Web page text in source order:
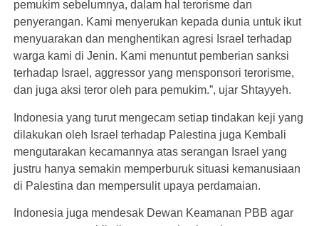
pemukim sebelumnya, dalam hal terorisme dan
penyerangan. Kami menyerukan kepada dunia untuk ikut
menyuarakan dan menghentikan agresi Israel terhadap
warga kami di Jenin. Kami menuntut pemberian sanksi
terhadap Israel, aggressor yang mensponsori terorisme,
dan juga aksi teror oleh para pemukim.”, ujar Shtayyeh.
Indonesia yang turut mengecam setiap tindakan keji yang
dilakukan oleh Israel terhadap Palestina juga Kembali
mengutarakan kecamannya atas serangan Israel yang
justru hanya semakin memperburuk situasi kemanusiaan
di Palestina dan mempersulit upaya perdamaian.
Indonesia juga mendesak Dewan Keamanan PBB agar